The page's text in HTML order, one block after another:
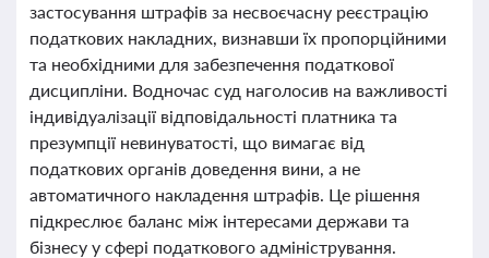
застосування штрафів за несвоєчасну реєстрацію
податкових накладних, визнавши їх пропорційними
та необхідними для забезпечення податкової
дисципліни. Водночас суд наголосив на важливості
індивідуалізації відповідальності платника та
презумпції невинуватості, що вимагає від
податкових органів доведення вини, а не
автоматичного накладення штрафів. Це рішення
підкреслює баланс між інтересами держави та
бізнесу у сфері податкового адміністрування.